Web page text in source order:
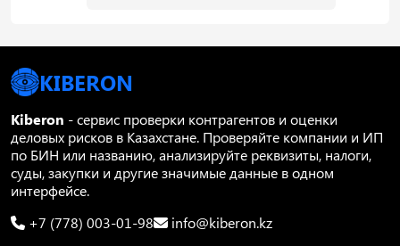
KIBERON
Kiberon - сервис проверки контрагентов и оценки
деловых рисков в Казахстане. Проверяйте компании и ИП
по БИН или названию, анализируйте реквизиты, налоги,
суды, закупки и другие значимые данные в одном
интерфейсе.
+7 (778) 003-01-98
info@kiberon.kz